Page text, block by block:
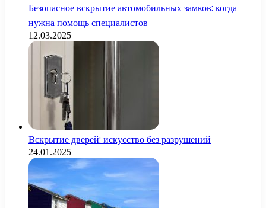
Безопасное вскрытие автомобильных замков: когда
нужна помощь специалистов
12.03.2025
Вскрытие дверей: искусство без разрушений
24.01.2025